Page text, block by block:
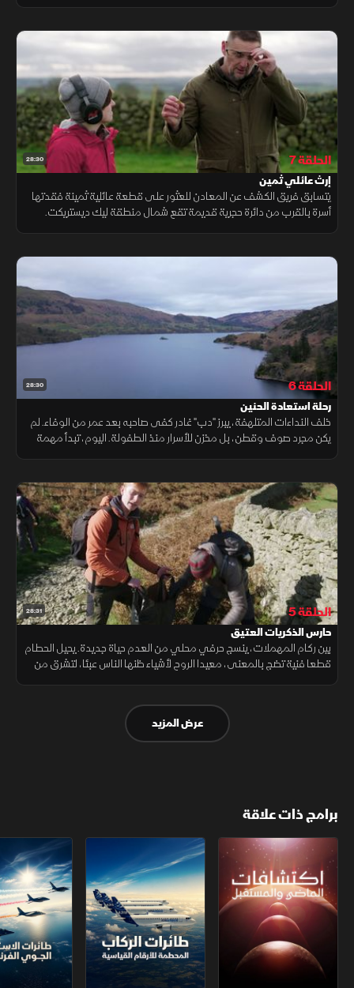
28:30 الحلقة 7
إرث عائلي ثمين
يتسابق فريق الكشف عن المعادن للعثور على قطعة عائلية ثمينة فقدتها
أسرة بالقرب من دائرة حجرية قديمة تقع شمال منطقة ليك ديستريكت.
28:30 الحلقة 6
رحلة استعادة الحنين
خلف النداءات المتلهفة، يبرز "دب" غادر كفى صاحبه بعد عمر من الوفاء. لم
يكن مجرد صوف وقطن، بل مخزن للأسرار منذ الطفولة. اليوم، تبدأ مهمة
28:31 الحلقة 5
حارس الذكريات العتيق
بين ركام المهملات، ينسج حرفي محلي من العدم حياة جديدة. يحيل الحطام
قطعا فنية تضج بالمعنى، معيدا الروح لأشياء ظنها الناس عبئا، لتشرق من
عرض المزيد
برامج ذات علاقة
اكتشافات الماضي والمستقبلطائرات الركاب ‫المحطمة للأرقام القياسية
طائرات